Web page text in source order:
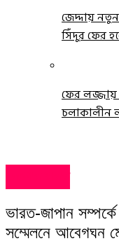
জেদ্দায়
সিঁদুর ফের
ফের লজ্জায়
চলাকালীন
ভারত-জাপান
সম্মেলনে আবেগঘন